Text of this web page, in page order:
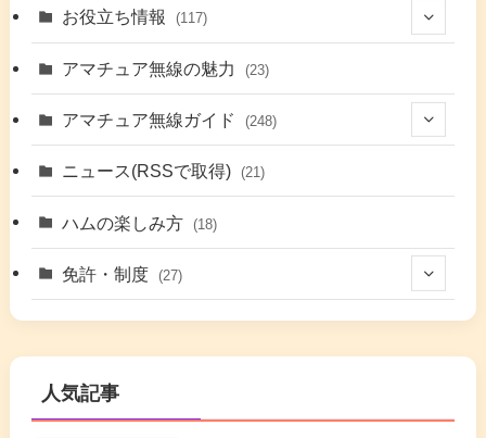
(7)
お役立ち情報 (117)
(48)
(9)
(17)
(6)
アマチュア無線の魅力 (23)
アマチュア無線ガイド (248)
(42)
(5)
(1)
(41)
(7) (7)
(16)
(63)
ニュース(RSSで取得) (21)
ハムの楽しみ方 (18)
免許・制度 (27)
(5)
(4)
人気記事